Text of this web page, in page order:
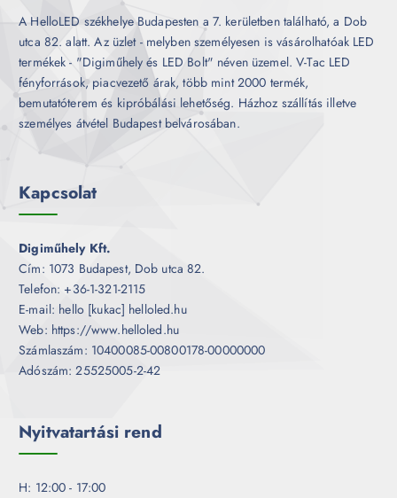
A HelloLED székhelye Budapesten a 7. kerületben található, a Dob
utca 82. alatt. Az üzlet - melyben személyesen is vásárolhatóak LED
termékek - "Digiműhely és LED Bolt" néven üzemel. V-Tac LED
fényforrások, piacvezető árak, több mint 2000 termék,
bemutatóterem és kipróbálási lehetőség. Házhoz szállítás illetve
személyes átvétel Budapest belvárosában.
Kapcsolat
Digiműhely Kft.
Cím: 1073 Budapest, Dob utca 82.
Telefon: +36-1-321-2115
E-mail: hello [kukac] helloled.hu
Web: https://www.helloled.hu
Számlaszám: 10400085-00800178-00000000
Adószám: 25525005-2-42
Nyitvatartási rend
H: 12:00 - 17:00